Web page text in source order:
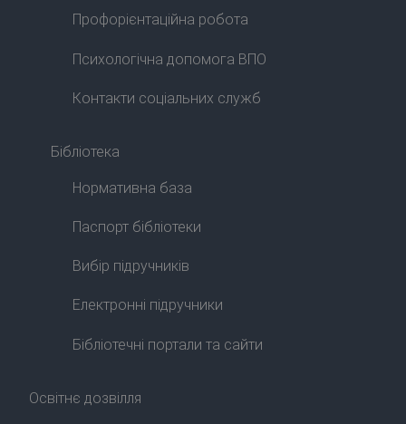
Профорієнтаційна робота
Психологічна допомога ВПО
Контакти соціальних служб
Бібліотека
Нормативна база
Паспорт бібліотеки
Вибір підручників
Електронні підручники
Бібліотечні портали та сайти
Освітнє дозвілля